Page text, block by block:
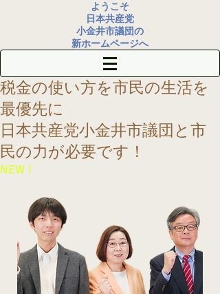
ようこそ
日本共産党
小金井市議団の
新ホームページへ
税金の使い方を市民の生活を
最優先に
​日本共産党小金井市議団 と市
民の力が必要です！
​NEW！